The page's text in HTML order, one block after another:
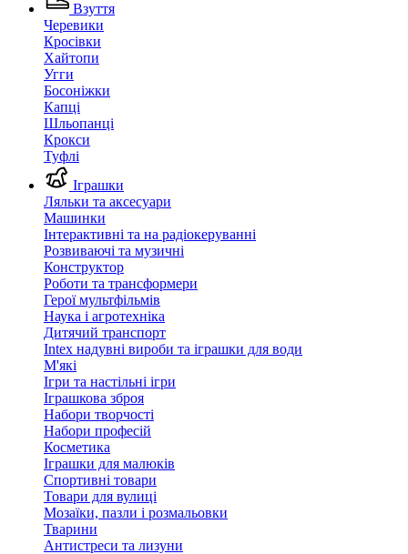
Взуття
Черевики
Кросівки
Хайтопи
Угги
Босоніжки
Капці
Шльопанці
Крокси
Туфлі
Іграшки
Ляльки та аксесуари
Машинки
Інтерактивні та на радіокеруванні
Розвиваючі та музичні
Конструктор
Роботи та трансформери
Герої мультфільмів
Наука і агротехніка
Дитячий транспорт
Intex надувні вироби та іграшки для води
М'які
Ігри та настільні ігри
Іграшкова зброя
Набори творчості
Набори професій
Косметика
Іграшки для малюків
Спортивні товари
Товари для вулиці
Мозаїки, пазли і розмальовки
Тварини
Антистреси та лизуни